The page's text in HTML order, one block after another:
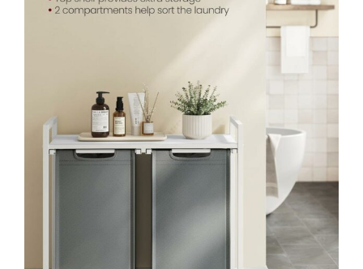
Vase & ustensile pentru gatit
Ustensile bucatarie
Accesorii pentru bucatarie